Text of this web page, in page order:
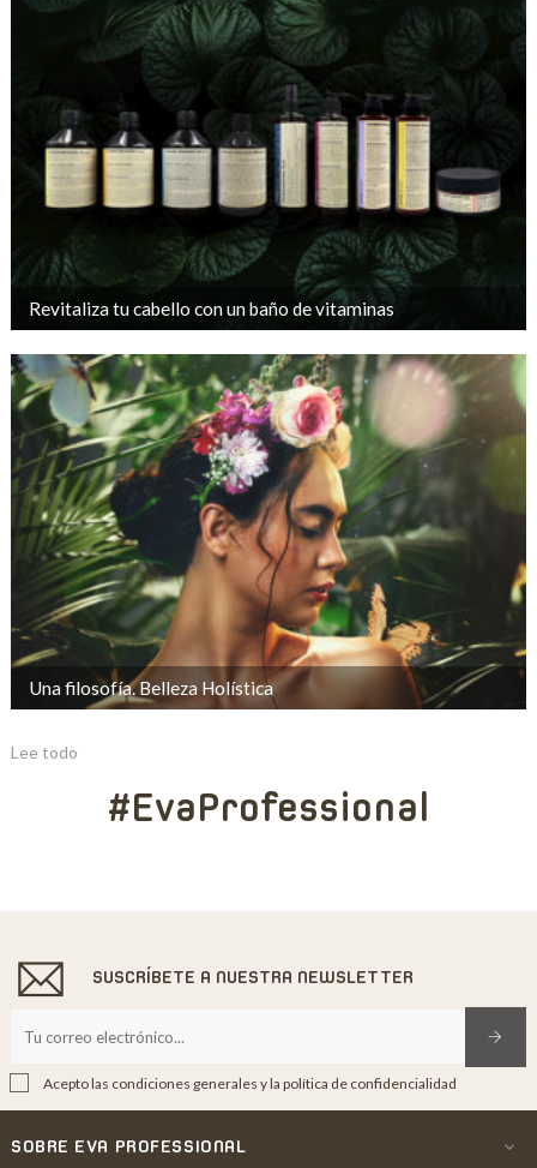
Revitaliza tu cabello con un baño de vitaminas
Una filosofía. Belleza Holística
Lee todo
#EvaProfessional
SUSCRÍBETE A NUESTRA NEWSLETTER
Acepto las condiciones generales y la política de confidencialidad
SOBRE EVA PROFESSIONAL 